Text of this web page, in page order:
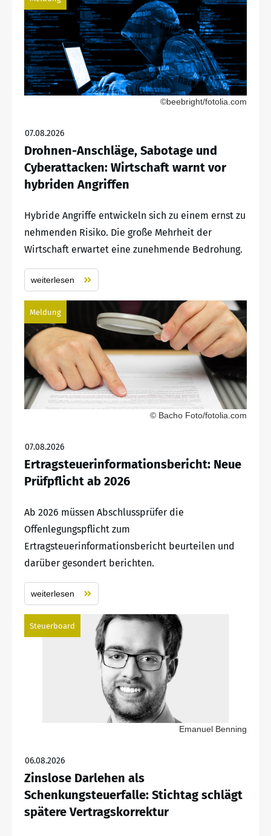
©beebright/fotolia.com
07.08.2026
Drohnen-Anschläge, Sabotage und
Cyberattacken: Wirtschaft warnt vor
hybriden Angriffen
Hybride Angriffe entwickeln sich zu einem ernst zu
nehmenden Risiko. Die große Mehrheit der
Wirtschaft erwartet eine zunehmende Bedrohung.
weiterlesen
Meldung
© Bacho Foto/fotolia.com
07.08.2026
Ertragsteuerinformationsbericht: Neue
Prüfpflicht ab 2026
Ab 2026 müssen Abschlussprüfer die
Offenlegungspflicht zum
Ertragsteuerinformationsbericht beurteilen und
darüber gesondert berichten.
weiterlesen
Steuerboard
Emanuel Benning
06.08.2026
Zinslose Darlehen als
Schenkungsteuerfalle: Stichtag schlägt
spätere Vertragskorrektur